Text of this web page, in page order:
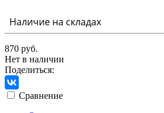
Наличие на складах
870 руб.
Нет в наличии
Поделиться:
Сравнение